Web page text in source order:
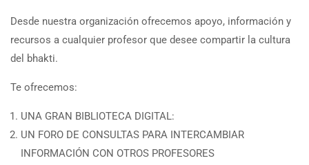
Desde nuestra organización ofrecemos apoyo, información y
recursos a cualquier profesor que desee compartir la cultura
del bhakti.
Te ofrecemos:
UNA GRAN BIBLIOTECA DIGITAL:
UN FORO DE CONSULTAS PARA INTERCAMBIAR
INFORMACIÓN CON OTROS PROFESORES